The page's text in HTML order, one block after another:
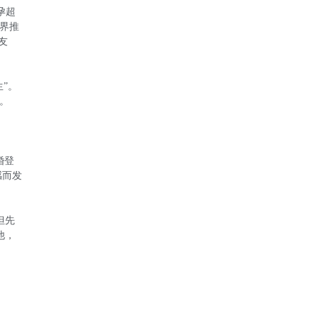
超
推
。
登
而发
先